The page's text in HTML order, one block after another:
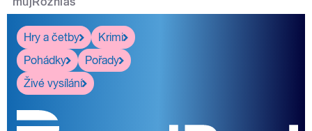
Hry a četby
Krimi
Pohádky
Pořady
Živé vysílání